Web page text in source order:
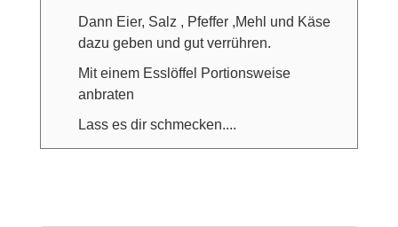
Dann Eier, Salz , Pfeffer ,Mehl und Käse
dazu geben und gut verrühren.
Mit einem Esslöffel Portionsweise
anbraten
Lass es dir schmecken....